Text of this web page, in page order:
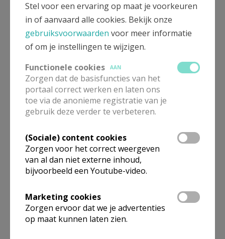
Stel voor een ervaring op maat je voorkeuren
in of aanvaard alle cookies. Bekijk onze
gebruiksvoorwaarden voor meer informatie
of om je instellingen te wijzigen.
Functionele cookies
AAN
Zorgen dat de basisfuncties van het
portaal correct werken en laten ons
toe via de anonieme registratie van je
gebruik deze verder te verbeteren.
(Sociale) content cookies
Zorgen voor het correct weergeven
van al dan niet externe inhoud,
bijvoorbeeld een Youtube-video.
Marketing cookies
Zorgen ervoor dat we je advertenties
op maat kunnen laten zien.